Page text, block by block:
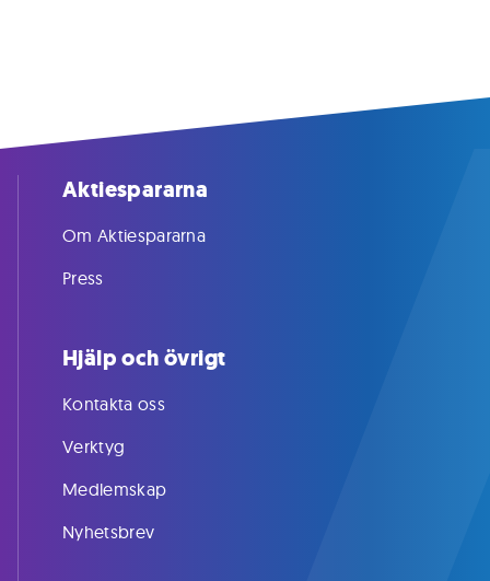
Aktiespararna
Om Aktiespararna
Press
Hjälp och övrigt
Kontakta oss
Verktyg
Medlemskap
Nyhetsbrev